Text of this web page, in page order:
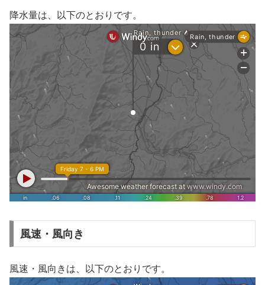
降水量は、以下のとおりです。
風速・風向き
風速・風向きは、以下のとおりです。